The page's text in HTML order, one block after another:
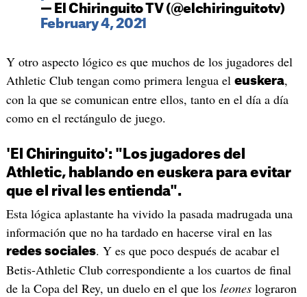
— El Chiringuito TV (@elchiringuitotv)
February 4, 2021
Y otro aspecto lógico es que muchos de los jugadores del
Athletic Club tengan como primera lengua el euskera,
con la que se comunican entre ellos, tanto en el día a día
como en el rectángulo de juego.
'El Chiringuito': "Los jugadores del
Athletic, hablando en euskera para evitar
que el rival les entienda".
Esta lógica aplastante ha vivido la pasada madrugada una
información que no ha tardado en hacerse viral en las
redes sociales. Y es que poco después de acabar el
Betis-Athletic Club correspondiente a los cuartos de final
de la Copa del Rey, un duelo en el que los leones lograron